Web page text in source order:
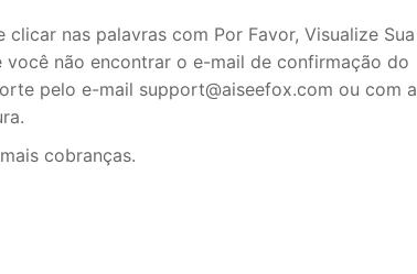
nas palavras com Por Favor, Visualize Sua
você não encontrar o e-mail de confirmação do
pelo e-mail support@aiseefox.com ou com a
cobranças.